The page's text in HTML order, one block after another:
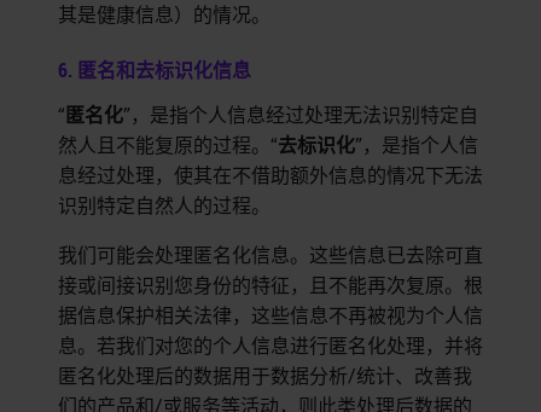
其是健康信息）的情况。
6. 匿名和去标识化信息
“匿名化”，是指个人信息经过处理无法识别特定自
然人且不能复原的过程。“去标识化”，是指个人信
息经过处理，使其在不借助额外信息的情况下无法
识别特定自然人的过程。
我们可能会处理匿名化信息。这些信息已去除可直
接或间接识别您身份的特征，且不能再次复原。根
据信息保护相关法律，这些信息不再被视为个人信
息。若我们对您的个人信息进行匿名化处理，并将
匿名化处理后的数据用于数据分析/统计、改善我
们的产品和/或服务等活动，则此类处理后数据的